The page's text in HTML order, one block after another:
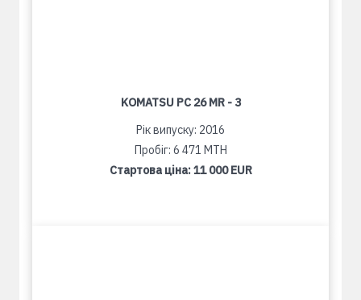
KOMATSU PC 26 MR - 3
Рік випуску: 2016
Пробіг: 6 471 MTH
Стартова ціна:11 000 EUR